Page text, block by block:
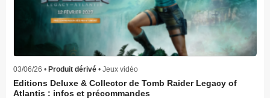
03/06/26 • Produit dérivé • Jeux vidéo
Editions Deluxe & Collector de Tomb Raider Legacy of
Atlantis : infos et précommandes